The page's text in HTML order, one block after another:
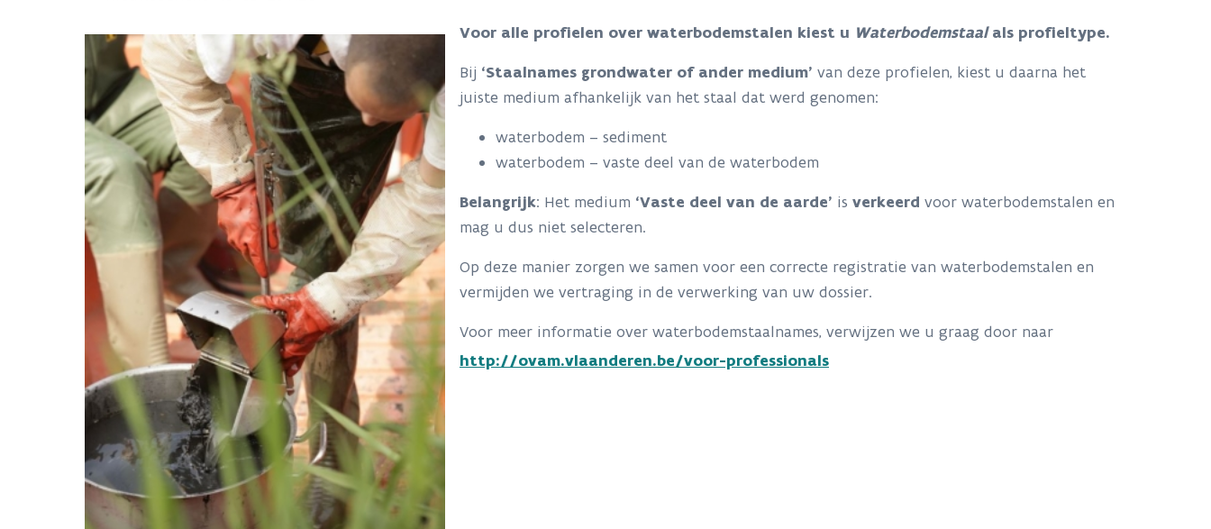
Voor alle profielen over waterbodemstalen kiest u Waterbodemstaalals profieltype.
Bij ‘Staalnames grondwater of ander medium’ van deze profielen, kiest u daarna het
juiste medium afhankelijk van het staal dat werd genomen:
waterbodem – sediment
waterbodem – vaste deel van de waterbodem
Belangrijk: Het medium ‘Vaste deel van de aarde’ is verkeerd voor waterbodemstalen en
mag u dus niet selecteren.
Op deze manier zorgen we samen voor een correcte registratie van waterbodemstalen en
vermijden we vertraging in de verwerking van uw dossier.
Voor meer informatie over waterbodemstaalnames, verwijzen we u graag door naar
http://ovam.vlaanderen.be/voor-professionals